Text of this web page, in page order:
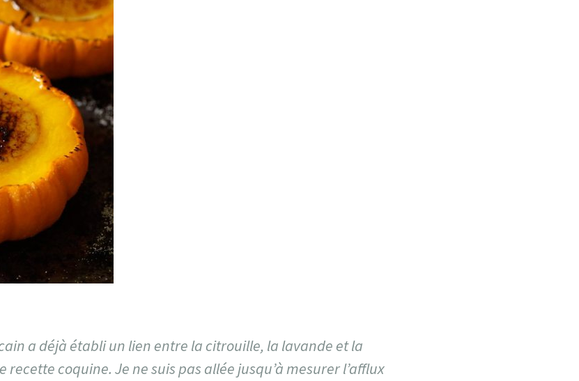
a déjà établi un lien entre la citrouille, la lavande et la
recette coquine. Je ne suis pas allée jusqu’à mesurer l’afflux